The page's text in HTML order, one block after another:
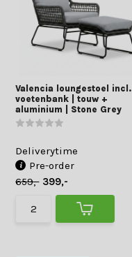
Valencia loungestoel incl.
voetenbank | touw +
aluminium | Stone Grey
Deliverytime
Pre-order
659,- 399,-